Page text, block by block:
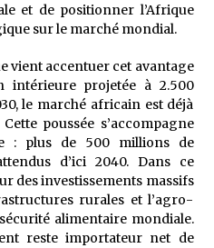
et de positionner l’Afrique
sur le marché mondial.
vient accentuer cet avantage
intérieure projetée à 2.500
le marché africain est déjà
poussée s’accompagne
: plus de 500 millions de
d’ici 2040. Dans ce
des investissements massifs
rurales et l’agro-
alimentaire mondiale.
reste importateur net de